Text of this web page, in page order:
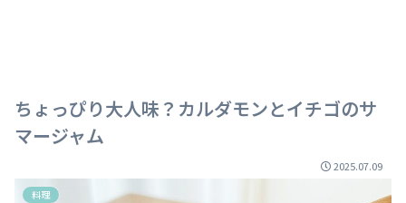
ちょっぴり大人味？カルダモンとイチゴのサ
マージャム
2025.07.09
料理